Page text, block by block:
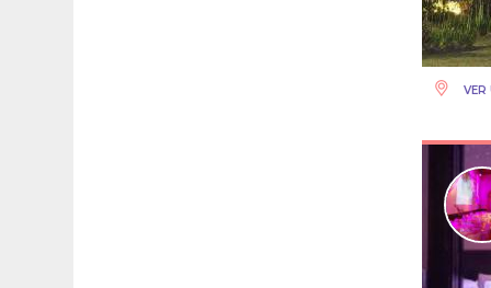
VER